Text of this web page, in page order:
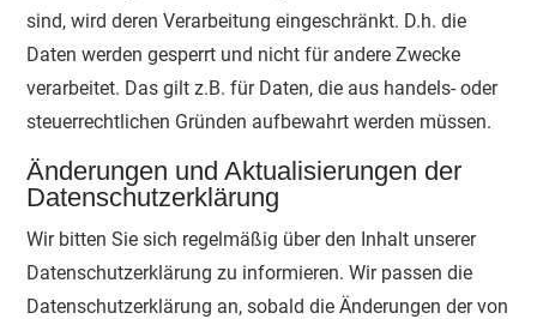
sind, wird deren Verarbeitung eingeschränkt. D.h. die
Daten werden gesperrt und nicht für andere Zwecke
verarbeitet. Das gilt z.B. für Daten, die aus handels- oder
steuerrechtlichen Gründen aufbewahrt werden müssen.
Änderungen und Aktualisierungen der
Datenschutzerklärung
Wir bitten Sie sich regelmäßig über den Inhalt unserer
Datenschutzerklärung zu informieren. Wir passen die
Datenschutzerklärung an, sobald die Änderungen der von